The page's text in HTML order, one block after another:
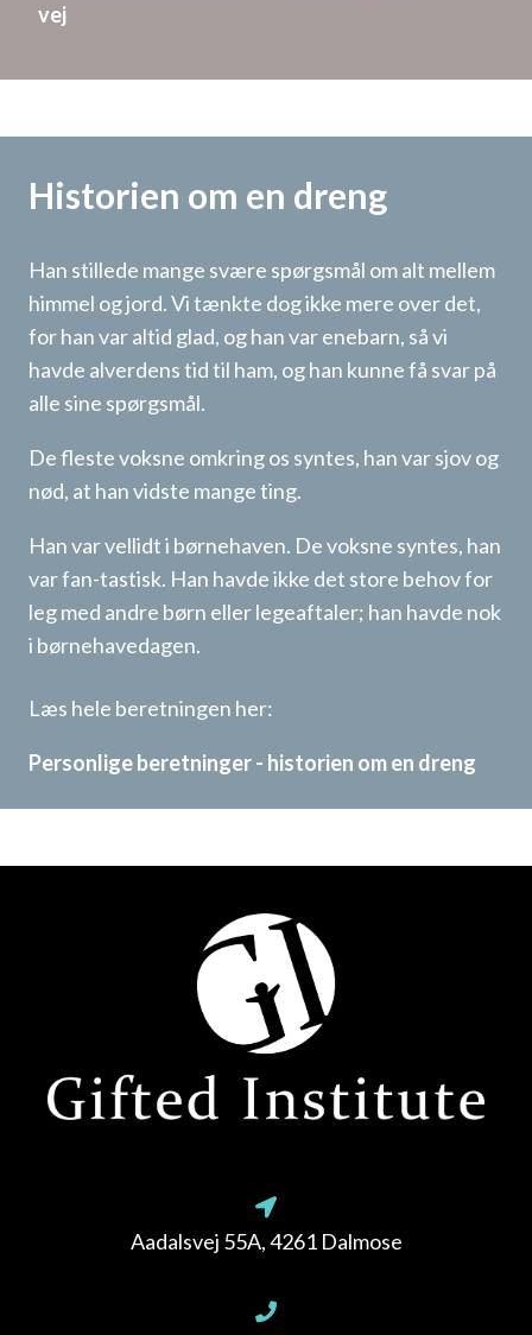
vej
Historien om en dreng
Han stillede mange svære spørgsmål om alt mellem
himmel og jord. Vi tænkte dog ikke mere over det,
for han var altid glad, og han var enebarn, så vi
havde alverdens tid til ham, og han kunne få svar på
alle sine spørgsmål.
De fleste voksne omkring os syntes, han var sjov og
nød, at han vidste mange ting.
Han var vellidt i børnehaven. De voksne syntes, han
var fan-tastisk. Han havde ikke det store behov for
leg med andre børn eller legeaftaler; han havde nok
i børnehavedagen.
Læs hele beretningen her:
Personlige beretninger - historien om en dreng
Aadalsvej 55A, 4261 Dalmose